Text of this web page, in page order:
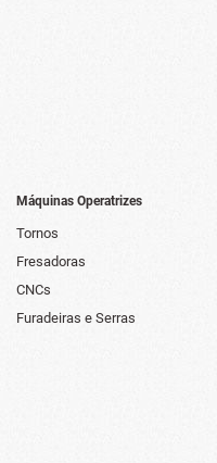
Máquinas Operatrizes
Tornos
Fresadoras
CNCs
Furadeiras e Serras